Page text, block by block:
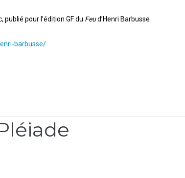
pour l’édition GF du Feud’Henri Barbusse
barbusse/